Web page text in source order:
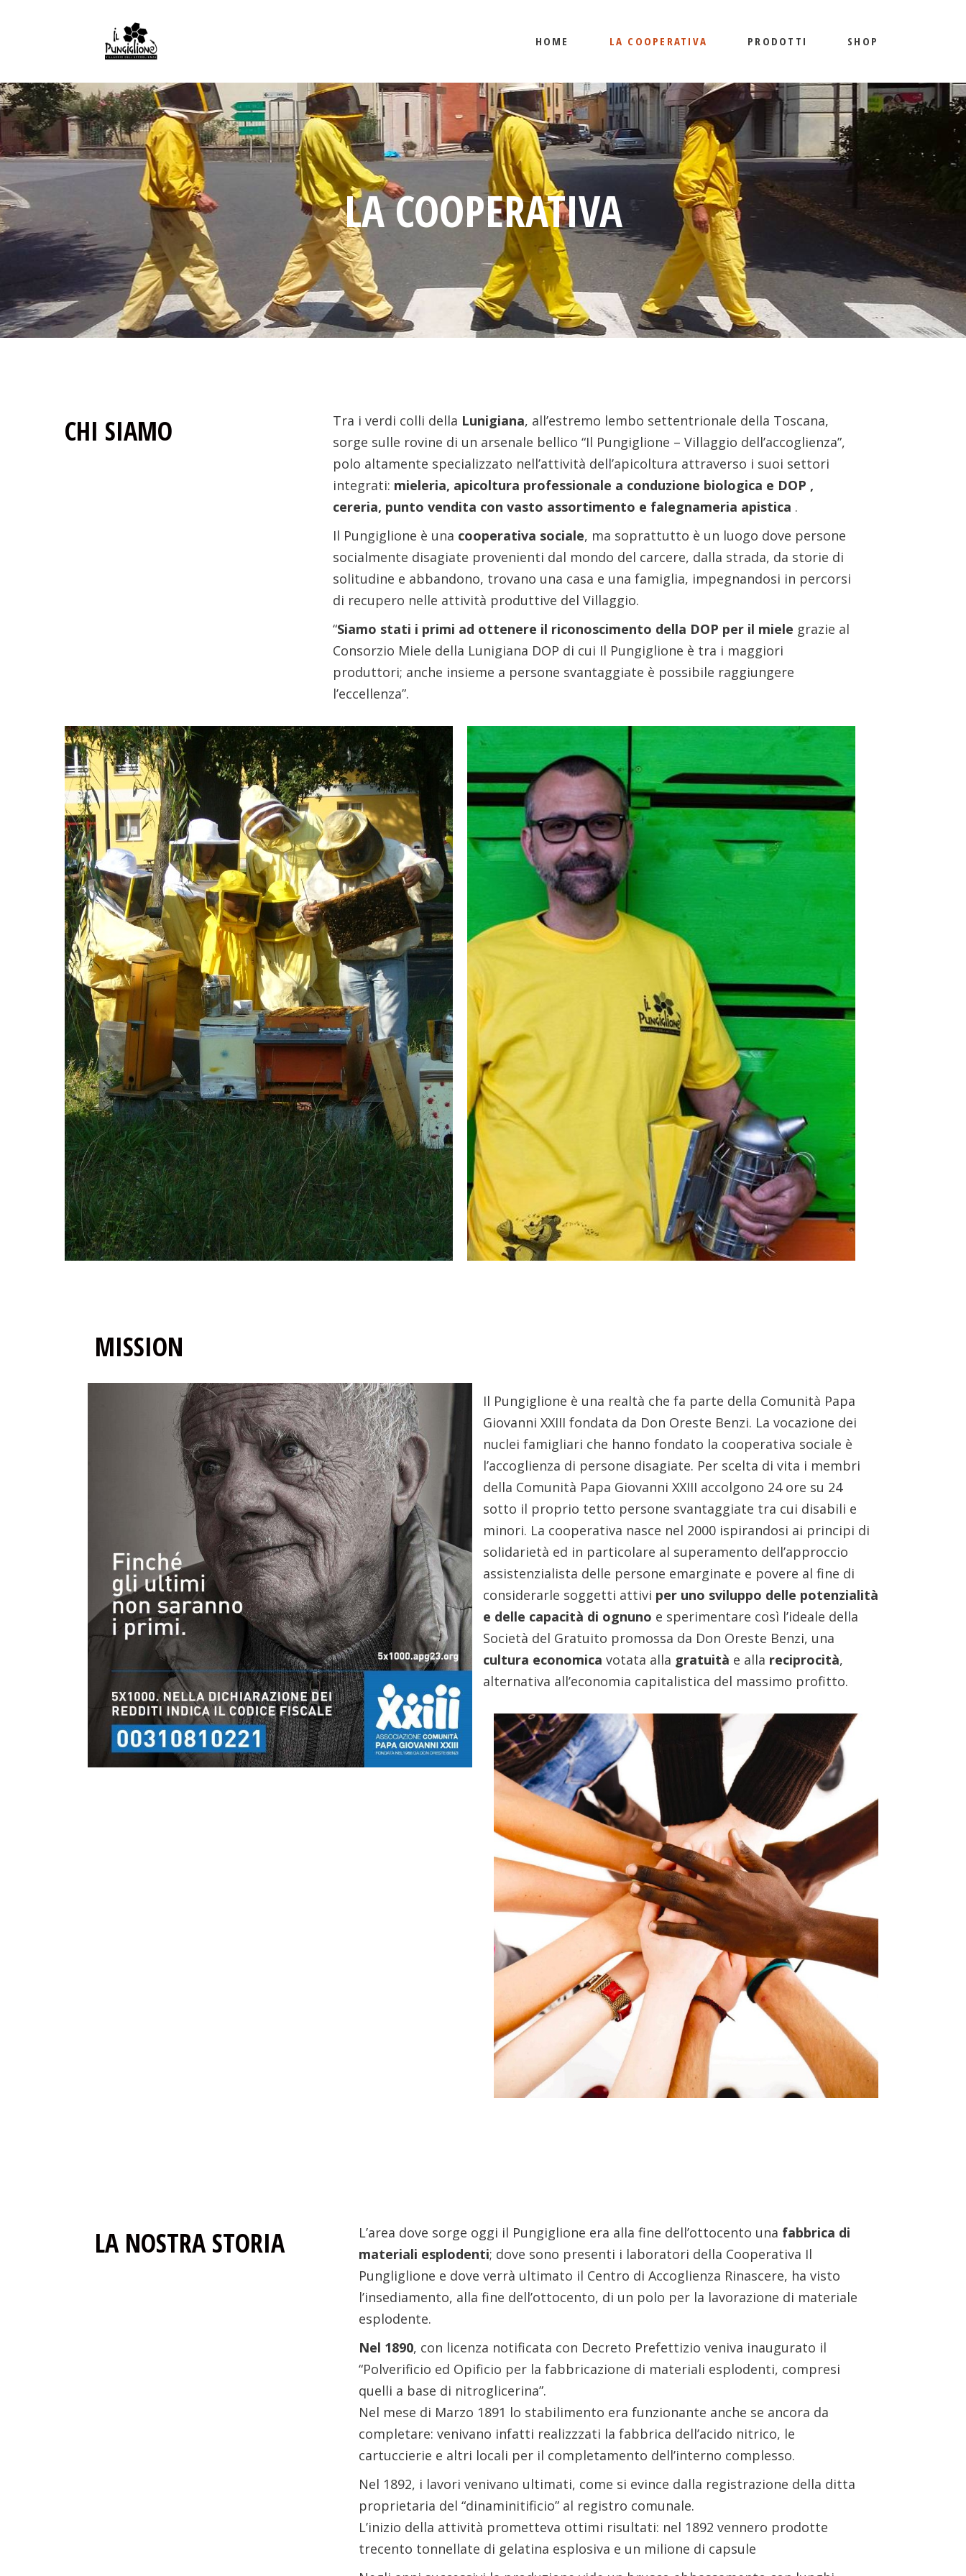
HOME LA COOPERATIVA PRODOTTI SHOP
LA COOPERATIVA
CHI SIAMO Tra i verdi colli della Lunigiana, all’estremo lembo settentrionale della Toscana,
sorge sulle rovine di un arsenale bellico “Il Pungiglione – Villaggio dell’accoglienza”,
polo altamente specializzato nell’attività dell’apicoltura attraverso i suoi settori
integrati: mieleria, apicoltura professionale a conduzione biologica e DOP ,
cereria, punto vendita con vasto assortimento e falegnameria apistica .
Il Pungiglione è una cooperativa sociale, ma soprattutto è un luogo dove persone
socialmente disagiate provenienti dal mondo del carcere, dalla strada, da storie di
solitudine e abbandono, trovano una casa e una famiglia, impegnandosi in percorsi
di recupero nelle attività produttive del Villaggio.
“Siamo stati i primi ad ottenere il riconoscimento della DOP per il miele grazie al
Consorzio Miele della Lunigiana DOP di cui Il Pungiglione è tra i maggiori
produttori; anche insieme a persone svantaggiate è possibile raggiungere
l’eccellenza”.
MISSION
Il Pungiglione è una realtà che fa parte della Comunità Papa
Giovanni XXIII fondata da Don Oreste Benzi. La vocazione dei
nuclei famigliari che hanno fondato la cooperativa sociale è
l’accoglienza di persone disagiate. Per scelta di vita i membri
della Comunità Papa Giovanni XXIII accolgono 24 ore su 24
sotto il proprio tetto persone svantaggiate tra cui disabili e
minori. La cooperativa nasce nel 2000 ispirandosi ai principi di
solidarietà ed in particolare al superamento dell’approccio
assistenzialista delle persone emarginate e povere al fine di
considerarle soggetti attivi per uno sviluppo delle potenzialità
e delle capacità di ognuno e sperimentare così l’ideale della
Società del Gratuito promossa da Don Oreste Benzi, una
cultura economica votata alla gratuità e alla reciprocità,
alternativa all’economia capitalistica del massimo profitto.
LA NOSTRA STORIA L’area dove sorge oggi il Pungiglione era alla fine dell’ottocento una fabbrica di
materiali esplodenti; dove sono presenti i laboratori della Cooperativa Il
Pungliglione e dove verrà ultimato il Centro di Accoglienza Rinascere, ha visto
l’insediamento, alla fine dell’ottocento, di un polo per la lavorazione di materiale
esplodente.
Nel 1890, con licenza notificata con Decreto Prefettizio veniva inaugurato il
“Polverificio ed Opificio per la fabbricazione di materiali esplodenti, compresi
quelli a base di nitroglicerina”.
Nel mese di Marzo 1891 lo stabilimento era funzionante anche se ancora da
completare: venivano infatti realizzzati la fabbrica dell’acido nitrico, le
cartuccierie e altri locali per il completamento dell’interno complesso.
Nel 1892, i lavori venivano ultimati, come si evince dalla registrazione della ditta
proprietaria del “dinaminitificio” al registro comunale.
L’inizio della attività prometteva ottimi risultati: nel 1892 vennero prodotte
trecento tonnellate di gelatina esplosiva e un milione di capsule